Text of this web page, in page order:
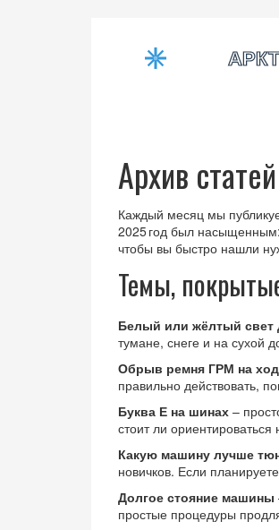
Архив
Каждый месяц мы
2025 год был
чтобы вы быстро нашли
Темы,
Белый или жёлтый свет
тумане, снеге и на сухой
Обрыв ремня ГРМ на
правильно действовать,
Буква Е на шинах –
стоит ли ориентироваться
Какую машину лучше
новичков. Если
Долгое стояние машины
простые процедуры